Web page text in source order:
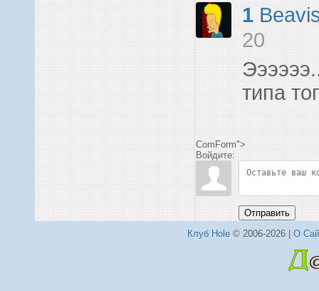
1
20
типа
ComForm">
Войдите:
Отправить
Клуб Hole© 2006-2026 | О